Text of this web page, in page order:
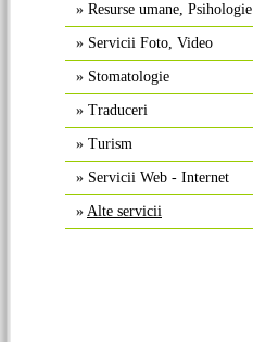
» Resurse umane, Psihologie
» Servicii Foto, Video
» Stomatologie
» Traduceri
» Turism
» Servicii Web - Internet
» Alte servicii